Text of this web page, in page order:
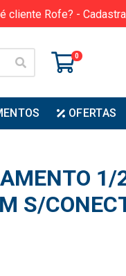
cliente Rofe? -
0
OFERTAS
1/
S/